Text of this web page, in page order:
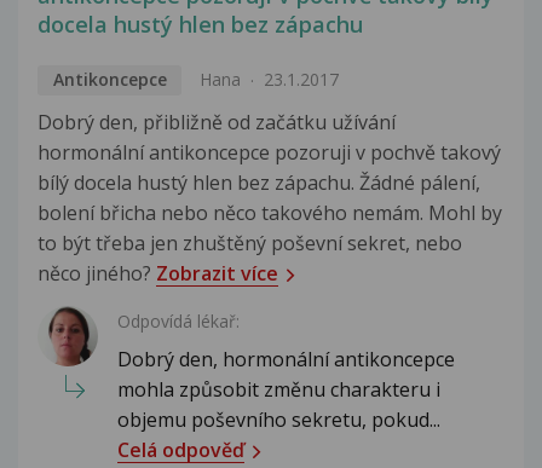
docela hustý hlen bez zápachu
Antikoncepce Hana 23.1.2017
Dobrý den, přibližně od začátku užívání
hormonální antikoncepce pozoruji v pochvě takový
bílý docela hustý hlen bez zápachu. Žádné pálení,
bolení břicha nebo něco takového nemám. Mohl by
to být třeba jen zhuštěný poševní sekret, nebo
něco jiného? Zobrazit více
Odpovídá lékař:
Dobrý den, hormonální antikoncepce
mohla způsobit změnu charakteru i
objemu poševního sekretu, pokud...
Celá odpověď